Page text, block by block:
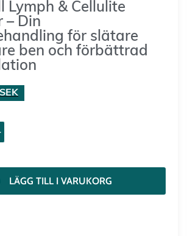
Lymph & Cellulite
– Din
för slätare
ben och förbättrad
SEK
LÄGG TILL I VARUKORG